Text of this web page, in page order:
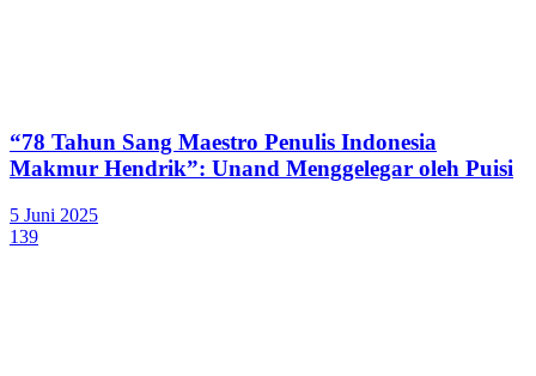
“78 Tahun Sang Maestro Penulis Indonesia
Makmur Hendrik”: Unand Menggelegar oleh Puisi
5 Juni 2025
139